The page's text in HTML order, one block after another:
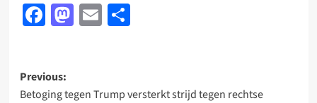
Facebook
Mastodon
EmailDelen
Post
Previous:
Betoging tegen Trump versterkt strijd tegen rechtse